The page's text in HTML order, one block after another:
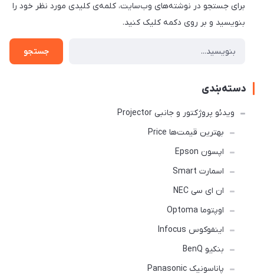
برای جستجو در نوشته‌های وب‌سایت، کلمه‌ی کلیدی مورد نظر خود را
بنویسید و بر روی دکمه کلیک کنید.
جستجو
دسته‌بندی
ویدئو پروژکتور و جانبی Projector
بهترین قیمت‌ها Price
اپسون Epson
اسمارت Smart
ان ای سی NEC
اوپتوما Optoma
اینفوکوس Infocus
بنکیو BenQ
پاناسونیک Panasonic